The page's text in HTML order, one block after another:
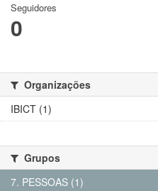
Seguidores
0
Organizações
IBICT (1)
Grupos
7. PESSOAS (1)